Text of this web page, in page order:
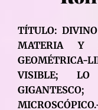
TÍTULO:
MATERIA Y
GEOMÉTRICA-
VISIBLE; LO